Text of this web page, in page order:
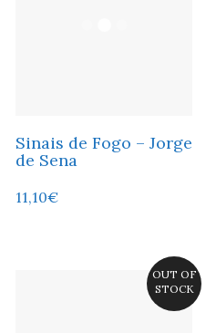
Sinais de Fogo – Jorge
de Sena
11,10€
OUT OF
STOCK